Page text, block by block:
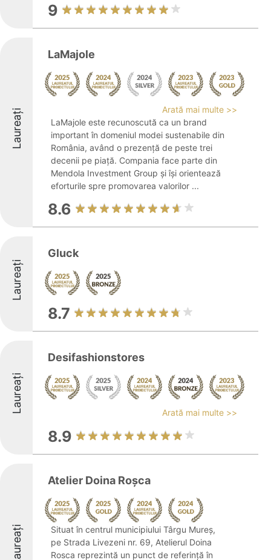
9
Laureați
LaMajole
Arată mai multe >>
LaMajole este recunoscută ca un brand
important în domeniul modei sustenabile din
România, având o prezență de peste trei
decenii pe piață. Compania face parte din
Mendola Investment Group și își orientează
eforturile spre promovarea valorilor ...
8.6
Laureați
Gluck
8.7
Laureați
Desifashionstores
Arată mai multe >>
8.9
Laureați
Atelier Doina Roșca
Situat în centrul municipiului Târgu Mureș,
pe Strada Livezeni nr. 69, Atelierul Doina
Rosca reprezintă un punct de referință în